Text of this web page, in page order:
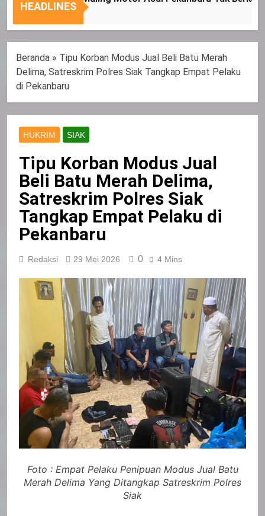
Nasional
Tepat
HEADLINES
Beranda » Tipu Korban Modus Jual Beli Batu Merah
Delima, Satreskrim Polres Siak Tangkap Empat Pelaku
di Pekanbaru
HUKRIM SIAK
Tipu Korban Modus Jual
Beli Batu Merah Delima,
Satreskrim Polres Siak
Tangkap Empat Pelaku di
Pekanbaru
Redaksi 29 Mei 2026 0 4 Mins
Foto : Empat Pelaku Penipuan Modus Jual Batu
Merah Delima Yang Ditangkap Satreskrim Polres
Siak